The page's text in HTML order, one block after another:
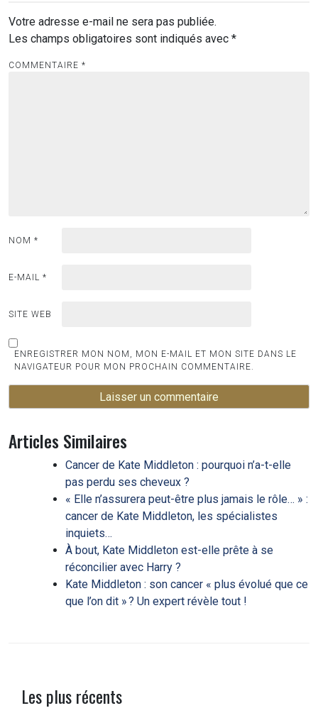
Votre adresse e-mail ne sera pas publiée.
Les champs obligatoires sont indiqués avec *
COMMENTAIRE *
NOM *
E-MAIL *
SITE WEB
ENREGISTRER MON NOM, MON E-MAIL ET MON SITE DANS LE
NAVIGATEUR POUR MON PROCHAIN COMMENTAIRE.
Articles Similaires
Cancer de Kate Middleton : pourquoi n’a-t-elle
pas perdu ses cheveux ?
« Elle n’assurera peut-être plus jamais le rôle… » :
cancer de Kate Middleton, les spécialistes
inquiets…
À bout, Kate Middleton est-elle prête à se
réconcilier avec Harry ?
Kate Middleton : son cancer « plus évolué que ce
que l’on dit » ? Un expert révèle tout !
Les plus récents